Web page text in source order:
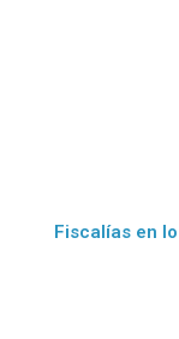
Fiscalías en